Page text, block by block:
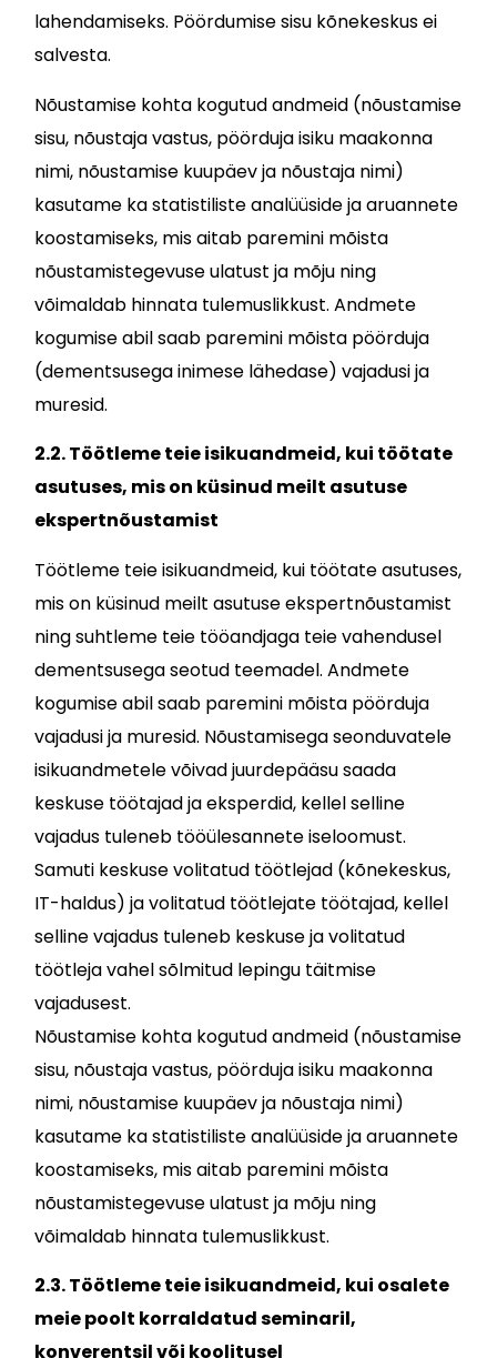
lahendamiseks. Pöördumise sisu kõnekeskus ei
salvesta.
Nõustamise kohta kogutud andmeid (nõustamise
sisu, nõustaja vastus, pöörduja isiku maakonna
nimi, nõustamise kuupäev ja nõustaja nimi)
kasutame ka statistiliste analüüside ja aruannete
koostamiseks, mis aitab paremini mõista
nõustamistegevuse ulatust ja mõju ning
võimaldab hinnata tulemuslikkust. Andmete
kogumise abil saab paremini mõista pöörduja
(dementsusega inimese lähedase) vajadusi ja
muresid.
2.2. Töötleme teie isikuandmeid, kui töötate
asutuses, mis on küsinud meilt asutuse
ekspertnõustamist
Töötleme teie isikuandmeid, kui töötate asutuses,
mis on küsinud meilt asutuse ekspertnõustamist
ning suhtleme teie tööandjaga teie vahendusel
dementsusega seotud teemadel. Andmete
kogumise abil saab paremini mõista pöörduja
vajadusi ja muresid. Nõustamisega seonduvatele
isikuandmetele võivad juurdepääsu saada
keskuse töötajad ja eksperdid, kellel selline
vajadus tuleneb tööülesannete iseloomust.
Samuti keskuse volitatud töötlejad (kõnekeskus,
IT-haldus) ja volitatud töötlejate töötajad, kellel
selline vajadus tuleneb keskuse ja volitatud
töötleja vahel sõlmitud lepingu täitmise
vajadusest.
Nõustamise kohta kogutud andmeid (nõustamise
sisu, nõustaja vastus, pöörduja isiku maakonna
nimi, nõustamise kuupäev ja nõustaja nimi)
kasutame ka statistiliste analüüside ja aruannete
koostamiseks, mis aitab paremini mõista
nõustamistegevuse ulatust ja mõju ning
võimaldab hinnata tulemuslikkust.
2.3. Töötleme teie isikuandmeid, kui osalete
meie poolt korraldatud seminaril,
konverentsil või koolitusel